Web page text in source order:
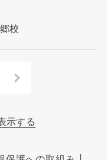
校
示する